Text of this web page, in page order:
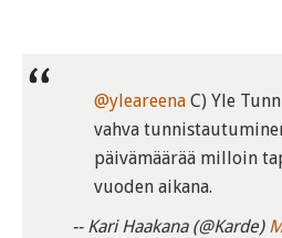
@yleareenaC) Yle
vahva
päivämäärää milloin
vuoden aikana.
-- Kari Haakana (@Karde)